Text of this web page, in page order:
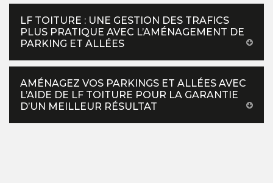
LF TOITURE : UNE GESTION DES TRAFICS
PLUS PRATIQUE AVEC L’AMÉNAGEMENT DE
PARKING ET ALLÉES
AMÉNAGEZ VOS PARKINGS ET ALLÉES AVEC
L’AIDE DE LF TOITURE POUR LA GARANTIE
D’UN MEILLEUR RÉSULTAT